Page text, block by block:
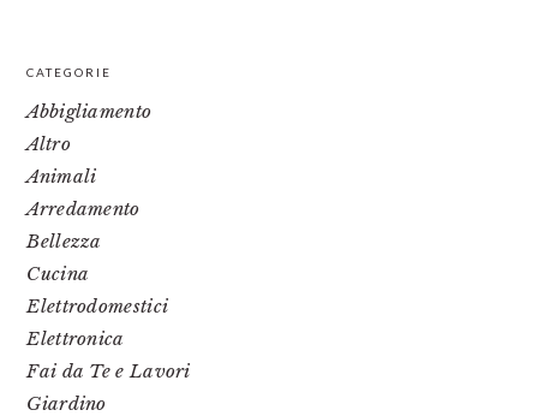
PRIMARY
SIDEBAR
CATEGORIE
Abbigliamento
Altro
Animali
Arredamento
Bellezza
Cucina
Elettrodomestici
Elettronica
Fai da Te e Lavori
Giardino